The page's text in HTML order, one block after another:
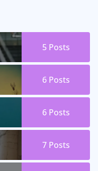
5 Posts
6 Posts
6 Posts
7 Posts